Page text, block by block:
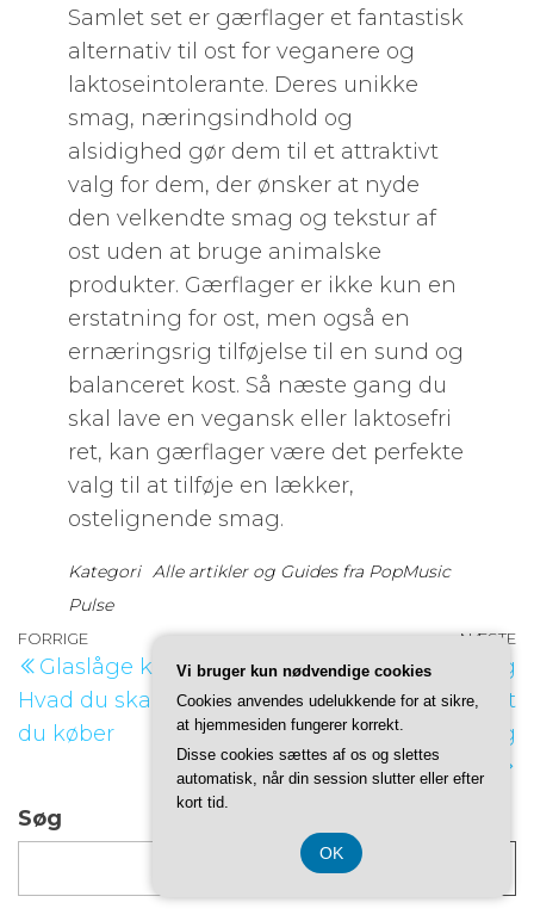
Samlet set er gærflager et fantastisk
alternativ til ost for veganere og
laktoseintolerante. Deres unikke
smag, næringsindhold og
alsidighed gør dem til et attraktivt
valg for dem, der ønsker at nyde
den velkendte smag og tekstur af
ost uden at bruge animalske
produkter. Gærflager er ikke kun en
erstatning for ost, men også en
ernæringsrig tilføjelse til en sund og
balanceret kost. Så næste gang du
skal lave en vegansk eller laktosefri
ret, kan gærflager være det perfekte
valg til at tilføje en lækker,
ostelignende smag.
Kategori Alle artikler og Guides fra PopMusic
Pulse
Indlægsnavigation
Forrige
indlæg
FORRIGE
Glaslåge køleskabe:
Hvad du skal vide, før
du køber
NÆSTE
Optimer din træning
med et
vægtløfterbælte og
vægtstangssæt
Søg
Vi bruger kun nødvendige cookies
Cookies anvendes udelukkende for at sikre,
at hjemmesiden fungerer korrekt.
Disse cookies sættes af os og slettes
automatisk, når din session slutter eller efter
kort tid.
OK